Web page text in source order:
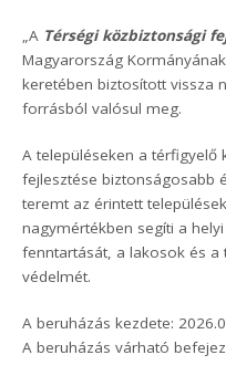
„A Térségi közbiztonsági
Magyarország
keretében biztosított vissza
forrásból valósul meg.
A településeken a térfigyelő
fejlesztése biztonságosabb
teremt az érintett
nagymértékben segíti a
fenntartását, a lakosok és a
védelmét.
A beruházás kezdete:
A beruházás várható